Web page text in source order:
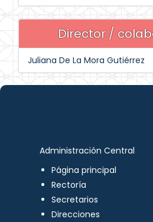
Director /
Juliana De La Mora Gutiérrez
Administración Central
Página principal
Rectoría
Secretarios
Direcciones